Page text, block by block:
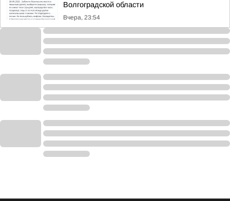
Волгоградской области
Вчера, 23:54